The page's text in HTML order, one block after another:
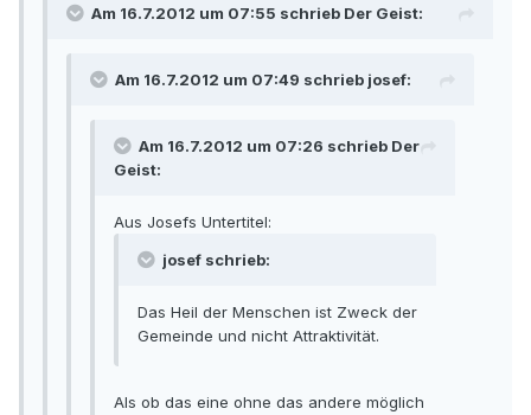
Am 16.7.2012 um 07:55 schrieb Der Geist:
Am 16.7.2012 um 07:49 schrieb josef:
Am 16.7.2012 um 07:26 schrieb Der
Geist:
Aus Josefs Untertitel:
josef schrieb:
Das Heil der Menschen ist Zweck der
Gemeinde und nicht Attraktivität.
Als ob das eine ohne das andere möglich